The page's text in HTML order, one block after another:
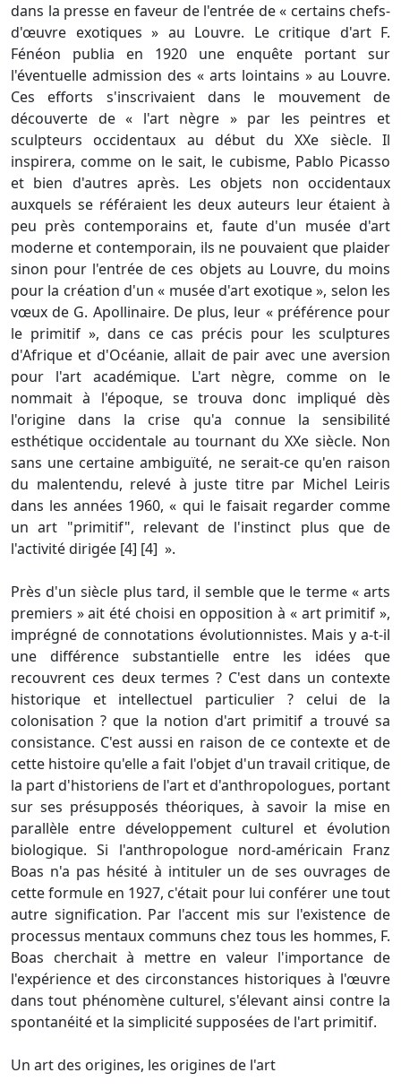
dans la presse en faveur de l'entrée de « certains chefs-
d'œuvre exotiques » au Louvre. Le critique d'art F.
Fénéon publia en 1920 une enquête portant sur
l'éventuelle admission des « arts lointains » au Louvre.
Ces efforts s'inscrivaient dans le mouvement de
découverte de « l'art nègre » par les peintres et
sculpteurs occidentaux au début du XXe siècle. Il
inspirera, comme on le sait, le cubisme, Pablo Picasso
et bien d'autres après. Les objets non occidentaux
auxquels se référaient les deux auteurs leur étaient à
peu près contemporains et, faute d'un musée d'art
moderne et contemporain, ils ne pouvaient que plaider
sinon pour l'entrée de ces objets au Louvre, du moins
pour la création d'un « musée d'art exotique », selon les
vœux de G. Apollinaire. De plus, leur « préférence pour
le primitif », dans ce cas précis pour les sculptures
d'Afrique et d'Océanie, allait de pair avec une aversion
pour l'art académique. L'art nègre, comme on le
nommait à l'époque, se trouva donc impliqué dès
l'origine dans la crise qu'a connue la sensibilité
esthétique occidentale au tournant du XXe siècle. Non
sans une certaine ambiguïté, ne serait-ce qu'en raison
du malentendu, relevé à juste titre par Michel Leiris
dans les années 1960, « qui le faisait regarder comme
un art "primitif", relevant de l'instinct plus que de
l'activité dirigée [4] [4] ».
Près d'un siècle plus tard, il semble que le terme « arts
premiers » ait été choisi en opposition à « art primitif »,
imprégné de connotations évolutionnistes. Mais y a-t-il
une différence substantielle entre les idées que
recouvrent ces deux termes ? C'est dans un contexte
historique et intellectuel particulier ? celui de la
colonisation ? que la notion d'art primitif a trouvé sa
consistance. C'est aussi en raison de ce contexte et de
cette histoire qu'elle a fait l'objet d'un travail critique, de
la part d'historiens de l'art et d'anthropologues, portant
sur ses présupposés théoriques, à savoir la mise en
parallèle entre développement culturel et évolution
biologique. Si l'anthropologue nord-américain Franz
Boas n'a pas hésité à intituler un de ses ouvrages de
cette formule en 1927, c'était pour lui conférer une tout
autre signification. Par l'accent mis sur l'existence de
processus mentaux communs chez tous les hommes, F.
Boas cherchait à mettre en valeur l'importance de
l'expérience et des circonstances historiques à l'œuvre
dans tout phénomène culturel, s'élevant ainsi contre la
spontanéité et la simplicité supposées de l'art primitif.
Un art des origines, les origines de l'art